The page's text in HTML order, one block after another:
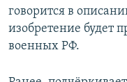
говорится в
изобретение будет
военных РФ.